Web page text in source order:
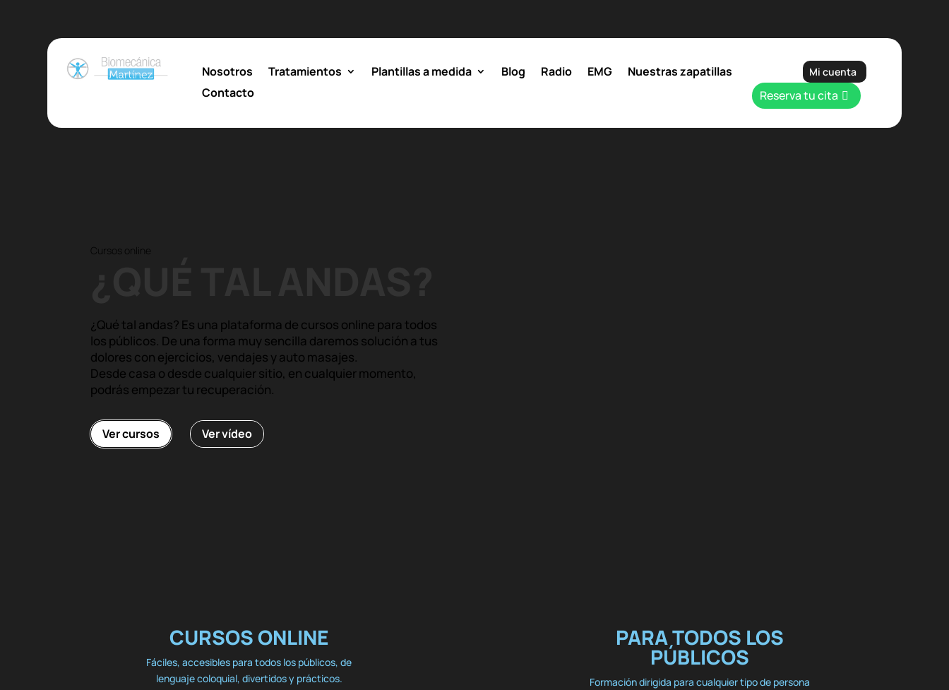
Nosotros Tratamientos Plantillas a medida Blog Radio EMG
Nuestras zapatillas
Contacto
Mi cuenta
Reserva tu cita
Cursos online
¿Qué tal andas? Es una plataforma de cursos online para todos
los públicos. De una forma muy sencilla daremos solución a tus
dolores con ejercicios, vendajes y auto masajes.
Desde casa o desde cualquier sitio, en cualquier momento,
podrás empezar tu recuperación.
Ver cursos Ver vídeo
CURSOS ONLINE
Fáciles, accesibles para todos los públicos, de
lenguaje coloquial, divertidos y prácticos.
PARA TODOS LOS
PÚBLICOS
Formación dirigida para cualquier tipo de persona